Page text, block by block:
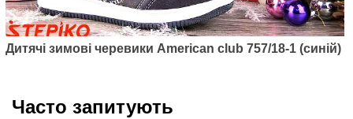
Дитячі демісезонні черевики
AMERICAN CLUB 53/17-1
(ліловий)
Дитячі зимові черевики American club 757/18-1 (синій)
Часто запитують